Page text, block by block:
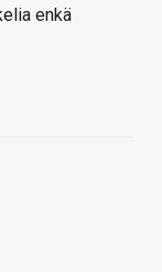
enkä